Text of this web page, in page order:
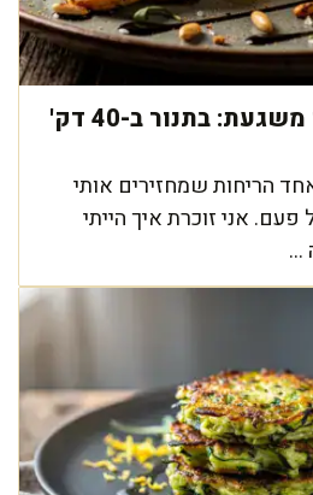
דלורית אנטיפסטי משגעת: בתנור ב-40 דק'
הריחות שמחזירים אותי
אני זוכרת איך הייתי
...